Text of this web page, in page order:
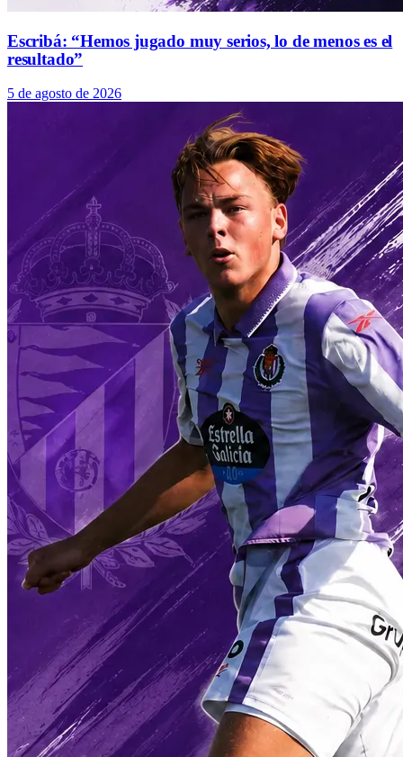
Escribá: “Hemos jugado muy serios, lo de menos es el
resultado”
5 de agosto de 2026